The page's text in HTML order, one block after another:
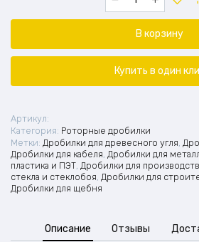
товара
Роторная
дробилкаВ корзину
Купить в один
Артикул:
Категория: Роторные дробилки
Метки: Дробилки для древесного угля,
Дробилки для кабеля, Дробилки для
пластика и ПЭТ, Дробилки для
стекла и стеклобоя, Дробилки для
Дробилки для щебня
Описание Отзывы